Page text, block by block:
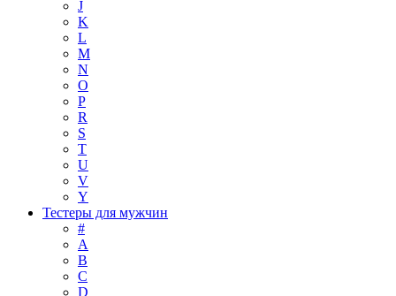
J
K
L
M
N
O
P
R
S
T
U
V
Y
Тестеры для мужчин
#
A
B
C
D